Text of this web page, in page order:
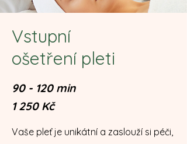
Vstupní
ošetření pleti
90 - 120 min
1 250 Kč
Vaše pleť je unikátní a zaslouží si péči,